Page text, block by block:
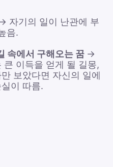
자기의 일이 난관에 부
음.
속에서 구해오는 꿈 →
큰 이득을 얻게 될 길몽,
보았다면 자신의 일에
이 따름.